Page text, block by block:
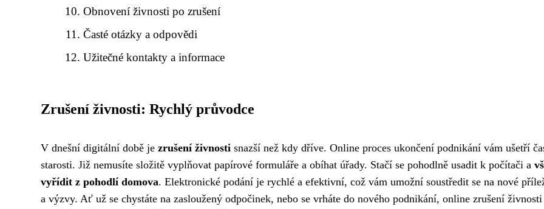
Obnovení živnosti po zrušení
Časté otázky a odpovědi
Užitečné kontakty a informace
Zrušení živnosti: Rychlý průvodce
V dnešní digitální době je zrušení živnosti snazší než kdy dříve. Online proces ukončení podnikání vám ušetří
starosti. Již nemusíte složitě vyplňovat papírové formuláře a obíhat úřady. Stačí se pohodlně usadit k počítači a
vyřídit z pohodlí domova. Elektronické podání je rychlé a efektivní, což vám umožní soustředit se na nové
a výzvy. Ať už se chystáte na zasloužený odpočinek, nebo se vrháte do nového podnikání, online zrušení